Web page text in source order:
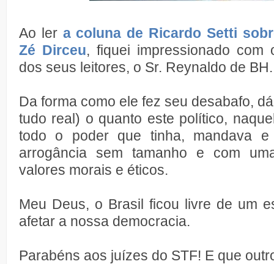
Ao ler a coluna de Ricardo Setti
Zé Dirceu, fiquei impressionado com
dos seus leitores, o Sr. Reynaldo de BH.
Da forma como ele fez seu desabafo,
tudo real) o quanto este político,
todo o poder que tinha, mandava e
arrogância sem tamanho e com
valores morais e éticos.
Meu Deus, o Brasil ficou livre de um
afetar a nossa democracia.
Parabéns aos juízes do STF! E que